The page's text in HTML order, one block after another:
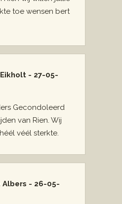
toe wensen bert
- 27-05-
Gecondoleerd
van Rien. Wij
véél sterkte.
Albers - 26-05-